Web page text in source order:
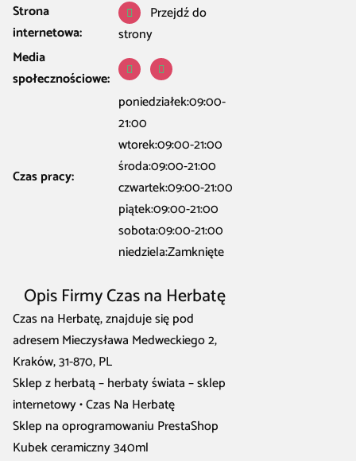
Strona
internetowa:
Przejdź do
strony
Media
społecznościowe:
Czas pracy:
poniedziałek:09:00-
21:00
wtorek:09:00-21:00
środa:09:00-21:00
czwartek:09:00-21:00
piątek:09:00-21:00
sobota:09:00-21:00
niedziela:Zamknięte
Opis Firmy Czas na Herbatę
Czas na Herbatę, znajduje się pod
adresem Mieczysława Medweckiego 2,
Kraków, 31-870, PL
Sklep z herbatą – herbaty świata – sklep
internetowy • Czas Na Herbatę
Sklep na oprogramowaniu PrestaShop
Kubek ceramiczny 340ml